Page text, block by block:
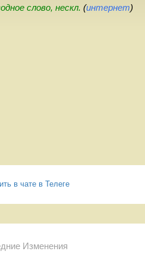
слово, нескл. (интернет)
в чате в Телеге
Изменения